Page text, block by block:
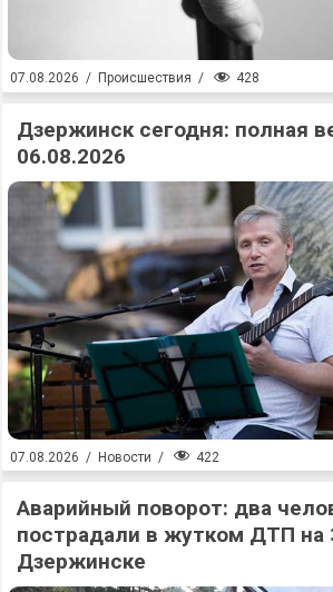
07.08.2026 / Происшествия / 428
Дзержинск сегодня: полная
06.08.2026
07.08.2026 / Новости / 422
Аварийный поворот: два
пострадали в жутком ДТП на
Дзержинске